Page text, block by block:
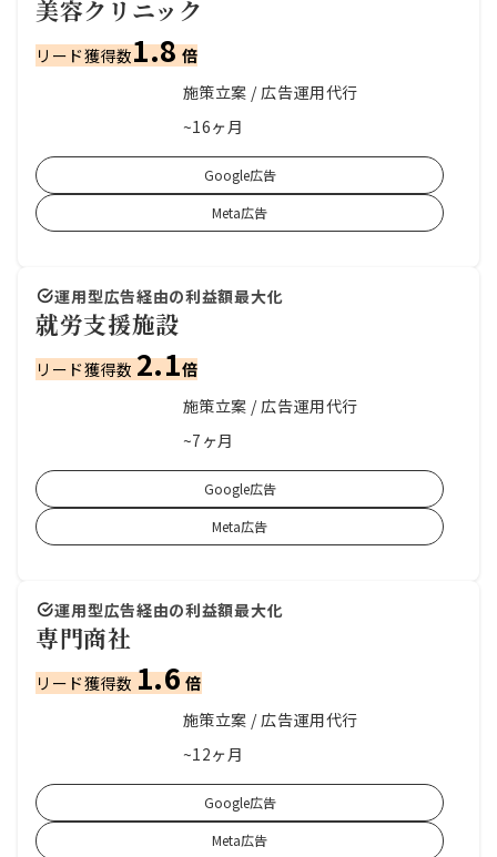
美容クリニック
リード獲得数1.8倍
施策立案 / 広告運用代行
~16ヶ月
Google広告
Meta広告
運用型広告経由の利益額最大化
就労支援施設
リード獲得数 2.1倍
施策立案 / 広告運用代行
~7ヶ月
Google広告
Meta広告
運用型広告経由の利益額最大化
専門商社
リード獲得数 1.6倍
施策立案 / 広告運用代行
~12ヶ月
Google広告
Meta広告